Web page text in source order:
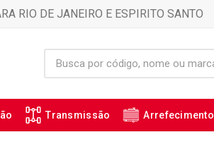
RIO DE JANEIRO E ESPIRITO SANTO
Transmissão Arrefecimento